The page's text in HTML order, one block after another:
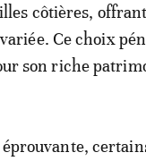
côtières,
Ce choix
son riche